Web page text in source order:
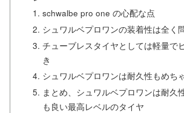
schwalbe pro one の心配な点
シュワルベプロワンの装着性は全く
チューブレスタイヤとしては軽量で
き
シュワルベプロワンは耐久性もめち
まとめ、シュワルベプロワンは耐久
も良い最高レベルのタイヤ